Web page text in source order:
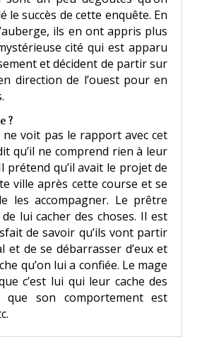
le succès de cette enquête. En
ils en ont appris plus
cité qui est apparu
et décident de partir sur
direction de l’ouest pour en
?
ne voit pas le rapport avec cet
qu’il ne comprend rien à leur
prétend qu’il avait le projet de
ville après cette course et se
les accompagner. Le prêtre
de lui cacher des choses. Il est
de savoir qu’ils vont partir
et de se débarrasser d’eux et
qu’on lui a confiée. Le mage
c’est lui qui leur cache des
que son comportement est